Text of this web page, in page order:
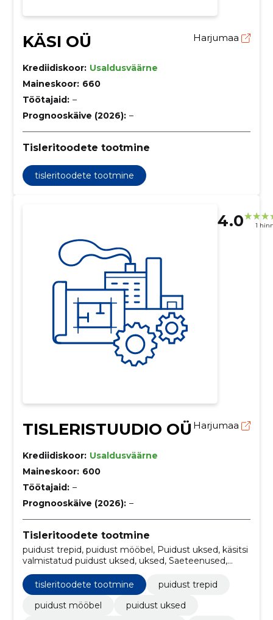
KÄSI OÜ Harjumaa
Krediidiskoor: Usaldusväärne
Maineskoor: 660
Töötajaid: –
Prognooskäive (2026): –
Tisleritoodete tootmine
tisleritoodete tootmine
4.0 1
TISLERISTUUDIO OÜ Harjumaa
Krediidiskoor: Usaldusväärne
Maineskoor: 600
Töötajaid: –
Prognooskäive (2026): –
Tisleritoodete tootmine
puidust trepid, puidust mööbel, Puidust uksed, käsitsi
valmistatud puidust uksed, uksed, Saeteenused,
Saematerjali hööveldamine masinaga, Ümarpuidu
lõikus saematerjaliks, Liimpuidust kilpide
valmistamine, Saematerjali kuivatamine ja
kuumutamine
tisleritoodete tootmine
puidust trepid
puidust mööbel
puidust uksed